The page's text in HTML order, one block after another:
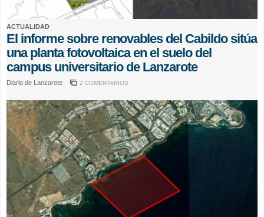
ACTUALIDAD
El informe sobre renovables del Cabildo sitúa
una planta fotovoltaica en el suelo del
campus universitario de Lanzarote
Diario de Lanzarote 2 COMENTARIOS